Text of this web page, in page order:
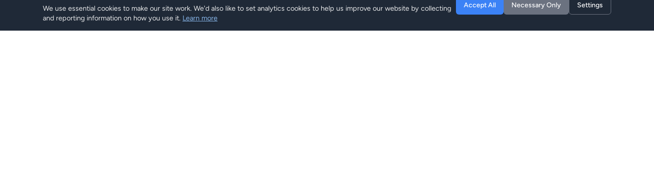
We use essential cookies to make our site work. We'd also like to set analytics cookies to help us improve our website by collecting
and reporting information on how you use it. Learn more
Accept All Necessary Only Settings